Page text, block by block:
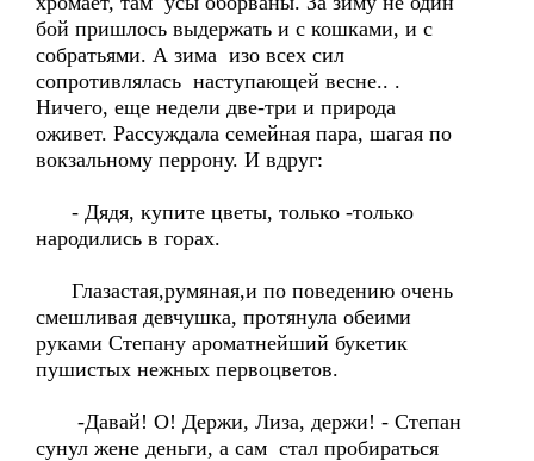
бой пришлось выдержать и с кошками, и с
собратьями. А зима изо всех сил
сопротивлялась наступающей весне.. .
Ничего, еще недели две-три и природа
оживет. Рассуждала семейная пара, шагая по
вокзальному перрону. И вдруг:
- Дядя, купите цветы, только -только
народились в горах.
Глазастая,румяная,и по поведению очень
смешливая девчушка, протянула обеими
руками Степану ароматнейший букетик
пушистых нежных первоцветов.
-Давай! О! Держи, Лиза, держи! - Степан
сунул жене деньги, а сам стал пробираться